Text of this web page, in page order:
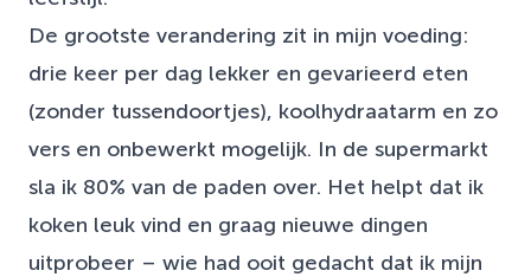
De grootste verandering zit in mijn voeding:
drie keer per dag lekker en gevarieerd eten
(zonder tussendoortjes), koolhydraatarm en zo
vers en onbewerkt mogelijk. In de supermarkt
sla ik 80% van de paden over. Het helpt dat ik
koken leuk vind en graag nieuwe dingen
uitprobeer – wie had ooit gedacht dat ik mijn